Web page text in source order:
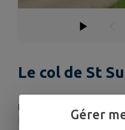
Le col de St
LIEU
Le col de St Sulpice
Gérer